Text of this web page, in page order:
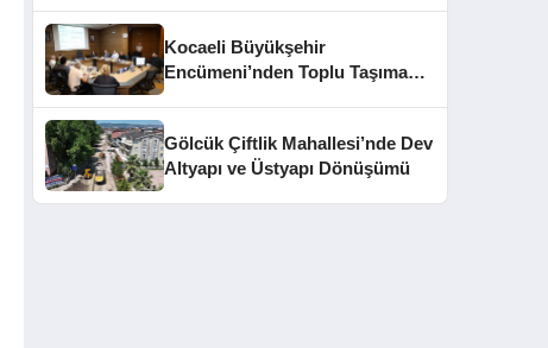
Kocaeli Büyükşehir
Encümeni’nden Toplu Taşıma
Gölcük Çiftlik Mahallesi’nde Dev
Altyapı ve Üstyapı Dönüşümü